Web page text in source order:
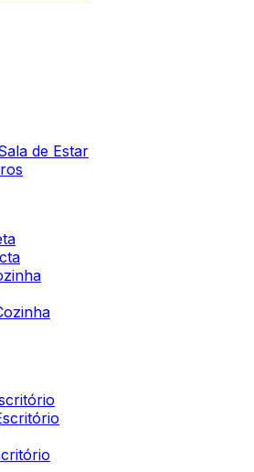
de Estar